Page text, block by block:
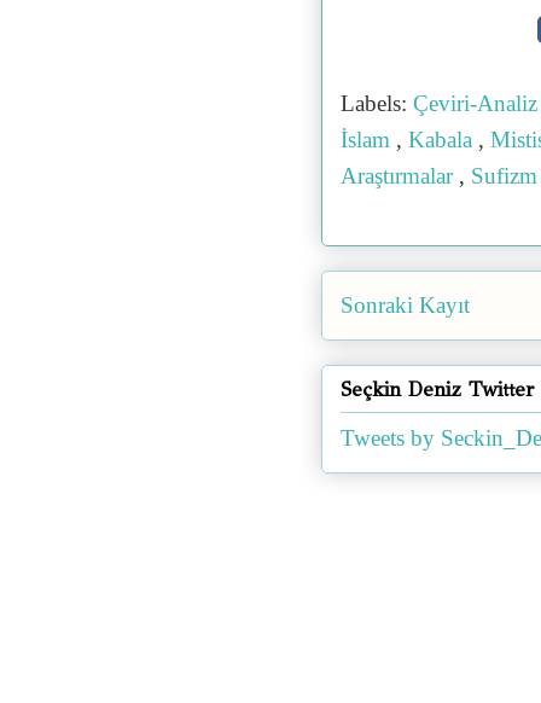
Labels: Çeviri-
İslam , Kabala ,
Araştırmalar ,
Sonraki Kayıt
Seçkin Deniz Twitter
Tweets by